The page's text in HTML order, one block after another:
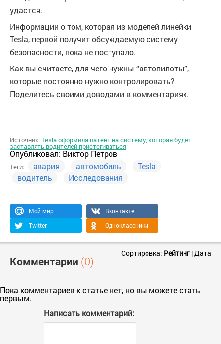
удастся.
Информации о том, которая из моделей линейки
Tesla, первой получит обсуждаемую систему
безопасности, пока не поступало.
Как вы считаете, для чего нужны “автопилоты”,
которые постоянно нужно контролировать?
Поделитесь своими доводами в комментариях.
Источник:Tesla оформила патент на систему, которая будет
заставлять водителей пристегиваться
Опубликовал: Виктор Петров
Теги: авария автомобиль
Tesla
водитель
Исследования
Мой мир
Вконтакте
Twitter
Одноклассники
Комментарии (0)
Сортировка: Рейтинг|Дата
Пока комментариев к статье нет, но вы можете стать
первым.
Написать комментарий: